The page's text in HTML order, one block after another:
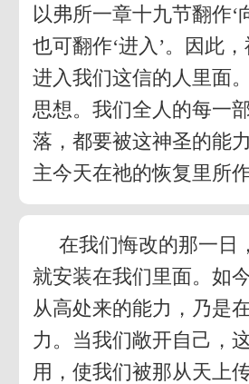
以弗所一章十九节翻作‘
也可翻作‘进入’。因此
进入我们这信的人里面
思想。我们全人的每一
落，都要被这神圣的能
主今天在祂的恢复里所作
在我们悔改的那一日
就安装在我们里面。如
从高处来的能力，乃是
力。当我们敞开自己，
用，使我们被那从天上